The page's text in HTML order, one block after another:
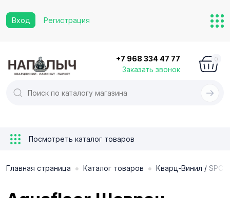
Вход Регистрация
+7 968 334 47 77
Заказать звонок
0
Посмотреть каталог товаров
Главная страница • Каталог товаров • Кварц-Винил / SPC